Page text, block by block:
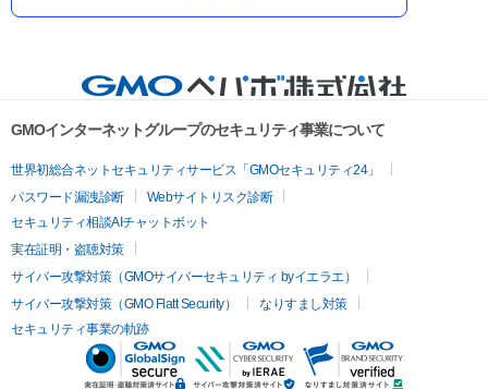
GMOインターネットグループのセキュリティ事業について
世界初総合ネットセキュリティサービス「GMOセキュリティ24」
パスワード漏洩診断
Webサイトリスク診断
セキュリティ相談AIチャットボット
実在証明・盗聴対策
サイバー攻撃対策（GMOサイバーセキュリティ byイエラエ）
サイバー攻撃対策（GMO Flatt Security）
なりすまし対策
セキュリティ事業の軌跡